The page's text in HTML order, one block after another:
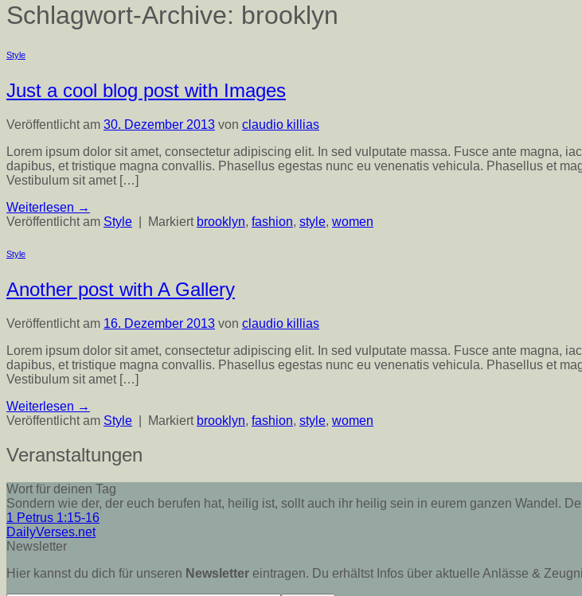
Schlagwort-Archive: brooklyn
Style
Just a cool blog post with Images
Veröffentlicht am 30. Dezember 2013 von claudio killias
Lorem ipsum dolor sit amet, consectetur adipiscing elit. In sed vulputate massa. Fusce ante magna,
dapibus, et tristique magna convallis. Phasellus egestas nunc eu venenatis vehicula. Phasellus et
Vestibulum sit amet […]
Weiterlesen →
Veröffentlicht am Style Markiert brooklyn, fashion, style, women
Style
Another post with A Gallery
Veröffentlicht am 16. Dezember 2013 von claudio killias
Lorem ipsum dolor sit amet, consectetur adipiscing elit. In sed vulputate massa. Fusce ante magna,
dapibus, et tristique magna convallis. Phasellus egestas nunc eu venenatis vehicula. Phasellus et
Vestibulum sit amet […]
Weiterlesen →
Veröffentlicht am Style Markiert brooklyn, fashion, style, women
Veranstaltungen
Wort für deinen Tag
Sondern wie der, der euch berufen hat, heilig ist, sollt auch ihr heilig sein in eurem ganzen Wandel.
1 Petrus 1:15-16
DailyVerses.net
Newsletter
Hier kannst du dich für unseren Newsletter eintragen. Du erhältst Infos über aktuelle Anlässe &